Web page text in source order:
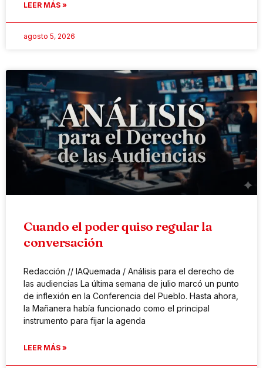
LEER MÁS »
agosto 5, 2026
Cuando el poder quiso regular la
conversación
Redacción // IAQuemada / Análisis para el derecho de
las audiencias La última semana de julio marcó un punto
de inflexión en la Conferencia del Pueblo. Hasta ahora,
la Mañanera había funcionado como el principal
instrumento para fijar la agenda
LEER MÁS »